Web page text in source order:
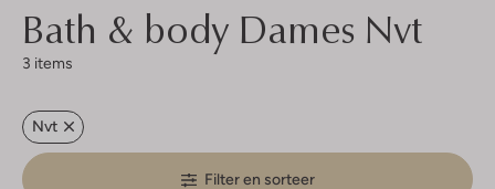
Bath & body Dames Nvt
3 items
Nvt
Filter en sorteer